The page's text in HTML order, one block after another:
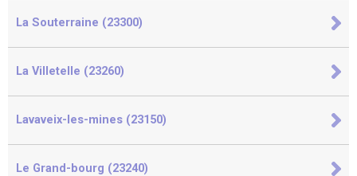
La Souterraine (23300)
La Villetelle (23260)
Lavaveix-les-mines (23150)
Le Grand-bourg (23240)